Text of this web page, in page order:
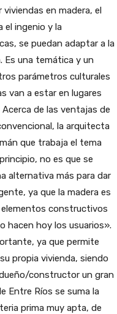
en madera, el
el ingenio y la
se puedan adaptar a la
Es una temática y un
parámetros culturales
van a estar en lugares
de las ventajas de
la arquitecta
que trabaja el tema
no es que se
alternativa más para dar
ya que la madera es
elementos constructivos
hacen hoy los usuarios».
ya que permite
propia vivienda, siendo
constructor un gran
Entre Ríos se suma la
prima muy apta, de